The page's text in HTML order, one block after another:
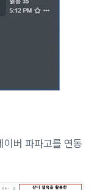
버 파파고를 연동